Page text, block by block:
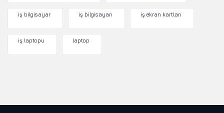
iş bilgisayar iş bilgisayarı iş ekran kartları
iş laptopu laptop